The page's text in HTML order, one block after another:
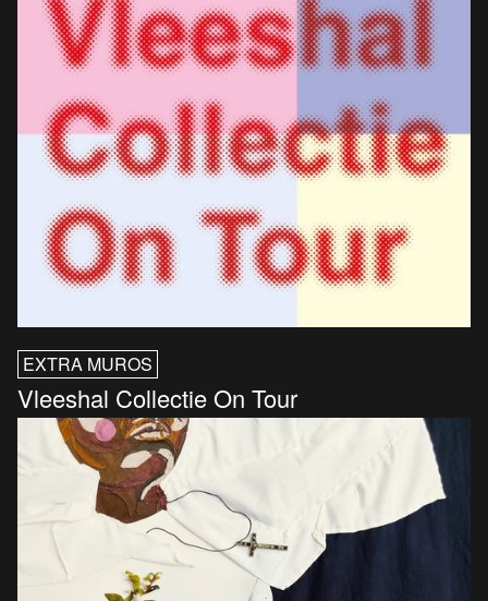
EXTRA MUROS
Vleeshal Collectie On Tour